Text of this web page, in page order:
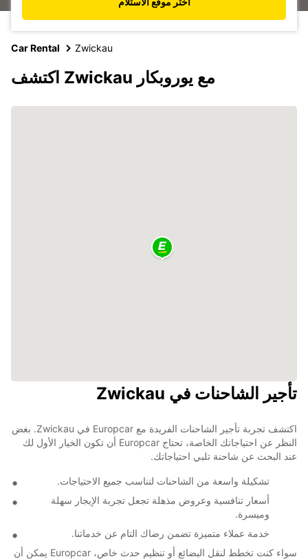
Car Rental Zwickau
اكتشف Zwickau مع يوروبكار
تأجير الشاحنات في Zwickau
اكتشف تجربة تأجير الشاحنات الفريدة مع Europcar في Zwickau. بغض
النظر عن احتياجاتك الخاصة، تحتاج Europcar أن تكون الخيار الأول لك
عند البحث عن شاحنة تلبي احتياجاتك.
تشكيلة واسعة من الشاحنات لتناسب جميع الاحتياجات.
أسعار تنافسية وعروض مذهلة تجعل تجربة الإيجار سهلة
وميسرة.
خدمة عملاء متميزة تضمن رضاك التام عن خدماتنا.
سواء كنت تخطط لنقل البضائع أو تنظيم حدث خاص، Europcar يمكن أن